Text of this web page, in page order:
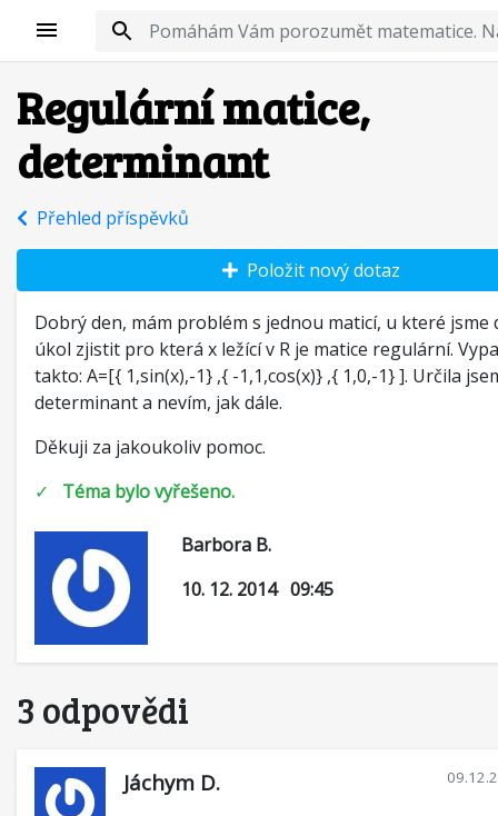
Regulární matice,
determinant
Přehled příspěvků
Dobrý den, mám problém s jednou maticí, u které jsme
úkol zjistit pro která x ležící v R je matice regulární.
takto: A=[{ 1,sin(x),-1} ,{ -1,1,cos(x)} ,{ 1,0,-1} ]. Určila
determinant a nevím, jak dále.
Děkuji za jakoukoliv pomoc.
✓ Téma bylo vyřešeno.
Barbora B.
10. 12. 2014 09:45
3 odpovědi
Jáchym D.
Položit nový dotaz